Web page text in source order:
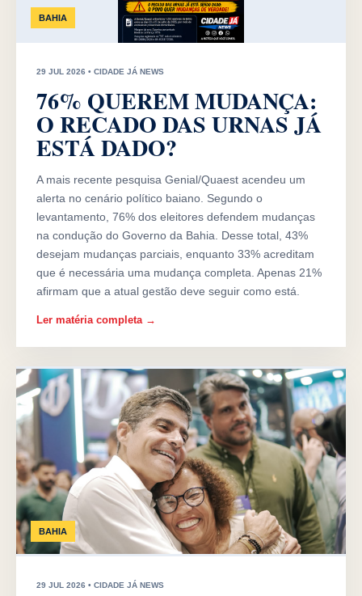
BAHIA
29 JUL 2026 • CIDADE JÁ NEWS
76% QUEREM MUDANÇA:
O RECADO DAS URNAS JÁ
ESTÁ DADO?
A mais recente pesquisa Genial/Quaest acendeu um
alerta no cenário político baiano. Segundo o
levantamento, 76% dos eleitores defendem mudanças
na condução do Governo da Bahia. Desse total, 43%
desejam mudanças parciais, enquanto 33% acreditam
que é necessária uma mudança completa. Apenas 21%
afirmam que a atual gestão deve seguir como está.
Ler matéria completa →
BAHIA
29 JUL 2026 • CIDADE JÁ NEWS